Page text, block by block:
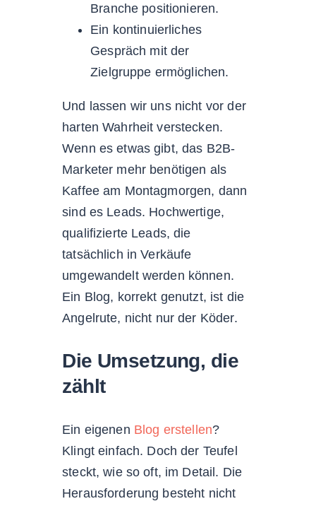
Branche positionieren.
Ein kontinuierliches
Gespräch mit der
Zielgruppe ermöglichen.
Und lassen wir uns nicht vor der
harten Wahrheit verstecken.
Wenn es etwas gibt, das B2B-
Marketer mehr benötigen als
Kaffee am Montagmorgen, dann
sind es Leads. Hochwertige,
qualifizierte Leads, die
tatsächlich in Verkäufe
umgewandelt werden können.
Ein Blog, korrekt genutzt, ist die
Angelrute, nicht nur der Köder.
Die Umsetzung, die
zählt
Ein eigenen Blog erstellen?
Klingt einfach. Doch der Teufel
steckt, wie so oft, im Detail. Die
Herausforderung besteht nicht